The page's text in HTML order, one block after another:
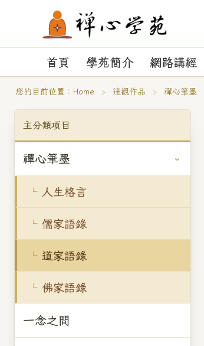
首頁 學苑簡介 網路講經
您的目前位置： Home › 達觀作品 › 禪心筆墨
主分類項目
禪心筆墨
人生格言
儒家語錄
道家語錄
佛家語錄
一念之間